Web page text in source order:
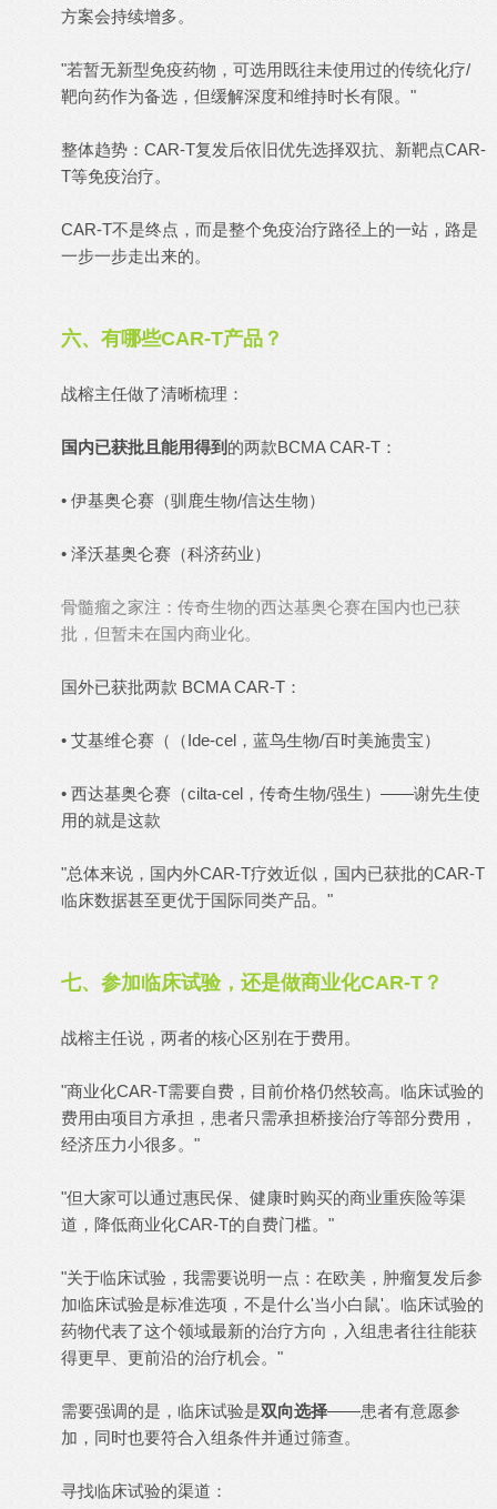
方案会持续增多。
"若暂无新型免疫药物，可选用既往未使用过的传统化疗/
靶向药作为备选，但缓解深度和维持时长有限。"
整体趋势：CAR-T复发后依旧优先选择双抗、新靶点CAR-
T等免疫治疗。
CAR-T不是终点，而是整个免疫治疗路径上的一站，路是
一步一步走出来的。
六、有哪些CAR-T产品？
战榕主任做了清晰梳理：
国内已获批且能用得到 的两款BCMA CAR-T：
• 伊基奥仑赛（驯鹿生物/信达生物）
• 泽沃基奥仑赛（科济药业）
骨髓瘤之家注：传奇生物的西达基奥仑赛在国内也已获
批，但暂未在国内商业化。
国外已获批两款 BCMA CAR-T：
• 艾基维仑赛（（Ide-cel，蓝鸟生物/百时美施贵宝）
• 西达基奥仑赛（cilta-cel，传奇生物/强生）——谢先生使
用的就是这款
"总体来说，国内外CAR-T疗效近似，国内已获批的CAR-T
临床数据甚至更优于国际同类产品。"
七、参加临床试验，还是做商业化CAR-T？
战榕主任说，两者的核心区别在于费用。
"商业化CAR-T需要自费，目前价格仍然较高。临床试验的
费用由项目方承担，患者只需承担桥接治疗等部分费用，
经济压力小很多。"
"但大家可以通过惠民保、健康时购买的商业重疾险等渠
道，降低商业化CAR-T的自费门槛。"
"关于临床试验，我需要说明一点：在欧美，肿瘤复发后参
加临床试验是标准选项，不是什么'当小白鼠'。临床试验的
药物代表了这个领域最新的治疗方向，入组患者往往能获
得更早、更前沿的治疗机会。"
需要强调的是，临床试验是双向选择——患者有意愿参
加，同时也要符合入组条件并通过筛查。
寻找临床试验的渠道：